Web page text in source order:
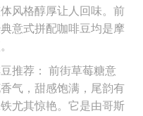
风格醇厚让人回味。前
意式拼配咖啡豆均是摩
推荐： 前街草莓糖意
气，甜感饱满，尾韵有
尤其惊艳。它是由哥斯